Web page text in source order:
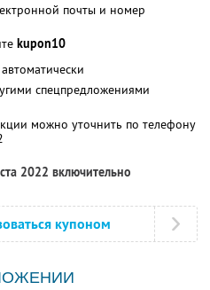
почты и номер
kupon10
спецпредложениями
можно уточнить по телефону
2022 включительно
купоном